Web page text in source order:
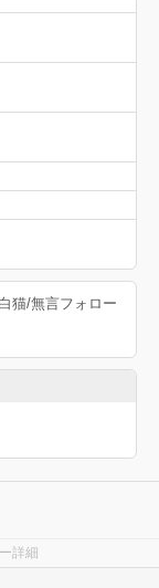
猫/無言フォロー
詳細